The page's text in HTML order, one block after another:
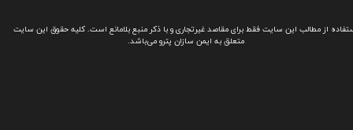
از مطالب این سایت فقط برای مقاصد غیرتجاری و با ذکر منبع بلامانع است. کلیه حقوق این سایت
متعلق به ایمن سازان پترو می‌باشد.